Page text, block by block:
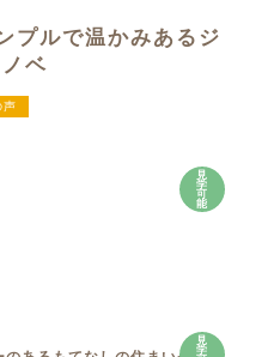
プルで温かみあるジ
ベ
声
見
学
可
能
見
学